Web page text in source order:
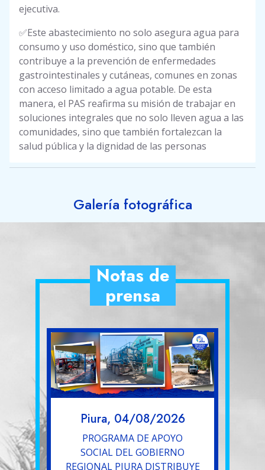
ejecutiva.
✅Este abastecimiento no solo asegura agua para
consumo y uso doméstico, sino que también
contribuye a la prevención de enfermedades
gastrointestinales y cutáneas, comunes en zonas
con acceso limitado a agua potable. De esta
manera, el PAS reafirma su misión de trabajar en
soluciones integrales que no solo lleven agua a las
comunidades, sino que también fortalezcan la
salud pública y la dignidad de las personas
Galería fotográfica
Notas de
prensa
Piura, 04/08/2026
PROGRAMA DE APOYO
SOCIAL DEL GOBIERNO
REGIONAL PIURA DISTRIBUYE